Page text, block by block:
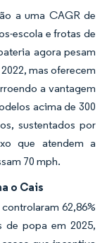
a uma CAGR de
escola e frotas de
agora pesam
mas oferecem
a vantagem
acima de 300
sustentados por
que atendem a
70 mph.
o Cais
62,86%
de popa em 2025,